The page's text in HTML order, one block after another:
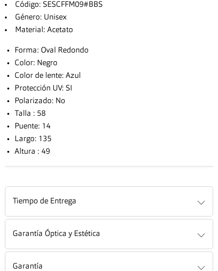
Código: SESCFFM09#BBS
Género: Unisex
Material: Acetato
Forma: Oval Redondo
Color: Negro
Color de lente: Azul
Protección UV: SI
Polarizado: No
Talla : 58
Puente: 14
Largo: 135
Altura : 49
Tiempo de Entrega
Garantía Óptica y Estética
Garantía